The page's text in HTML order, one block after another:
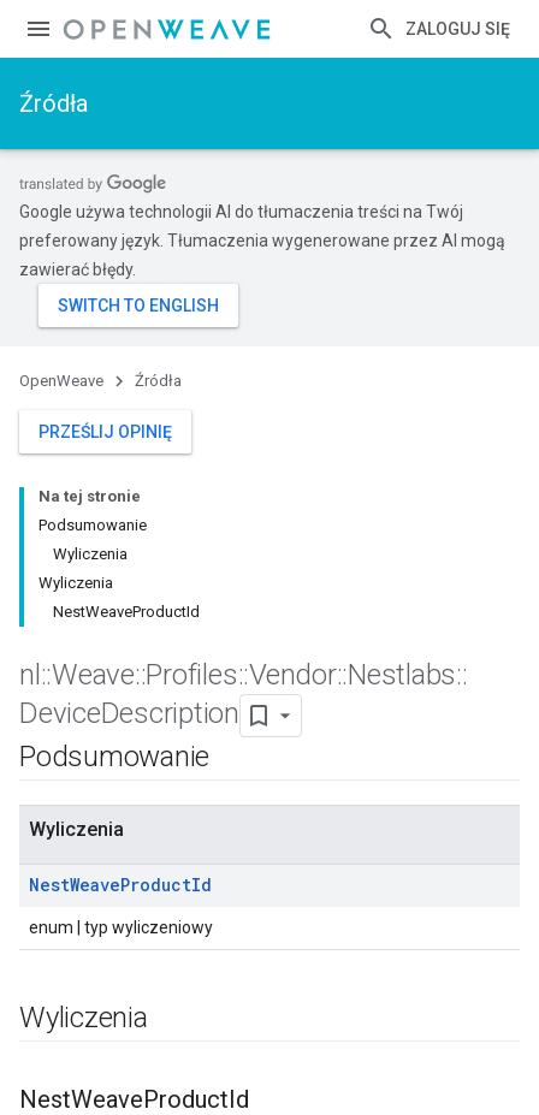
ZALOGUJ SIĘ
Źródła
Google używa technologii AI do tłumaczenia treści na Twój
preferowany język. Tłumaczenia wygenerowane przez AI mogą
zawierać błędy.
OpenWeave Źródła
PRZEŚLIJ OPINIĘ
Na tej stronie
Podsumowanie
Wyliczenia
Wyliczenia
NestWeaveProductId
nl ::Weave::Profiles::Vendor::Nestlabs::
DeviceDescription
Podsumowanie
Wyliczenia
NestWeaveProductId
enum | typ wyliczeniowy
Wyliczenia
NestWeaveProductId